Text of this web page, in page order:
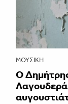
ΜΟΥΣΙΚΉ
Ο
Λαγουδερά